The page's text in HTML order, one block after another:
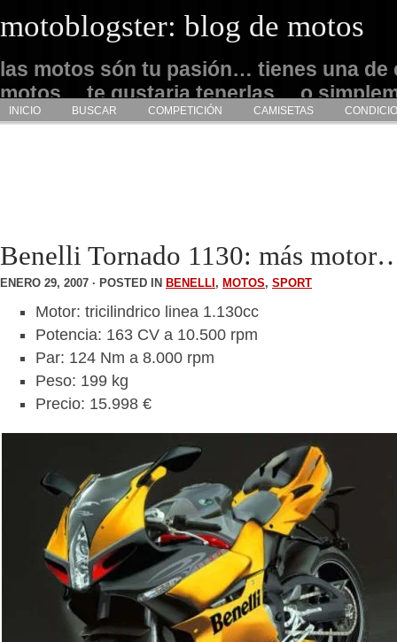
motoblogster: blog de motos
las motos són tu pasión… tienes una de
motos… te gustaria tenerlas… o
admirarlas… este es tu sitio
INICIO BUSCAR COMPETICIÓN CAMISETAS
Benelli Tornado 1130: más
ENERO 29, 2007 · POSTED IN BENELLI , MOTOS, SPORT
Motor: tricilindrico linea 1.130cc
Potencia: 163 CV a 10.500 rpm
Par: 124 Nm a 8.000 rpm
Peso: 199 kg
Precio: 15.998 €